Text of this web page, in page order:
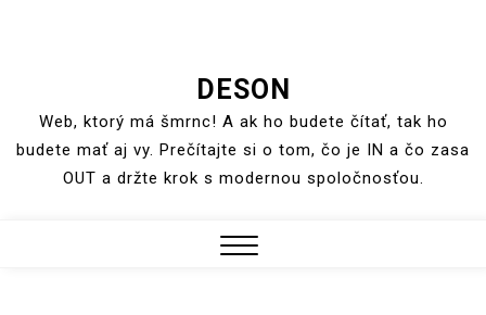
content
DESON
Web, ktorý má šmrnc! A ak ho budete čítať, tak ho
budete mať aj vy. Prečítajte si o tom, čo je IN a čo zasa
OUT a držte krok s modernou spoločnosťou.